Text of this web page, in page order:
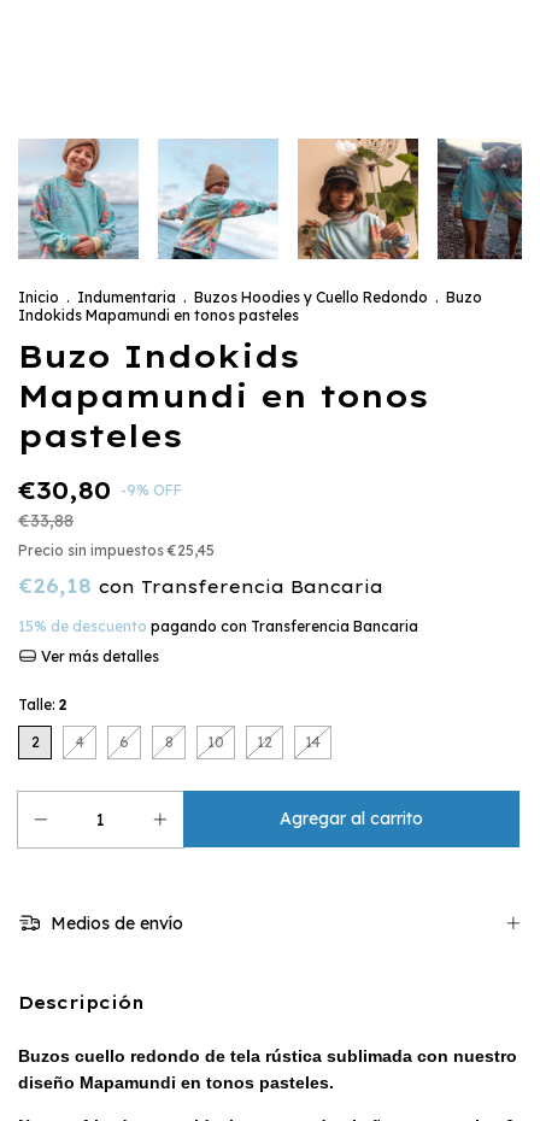
Inicio . Indumentaria . Buzos Hoodies y Cuello Redondo . Buzo
Indokids Mapamundi en tonos pasteles
Buzo Indokids
Mapamundi en tonos
pasteles
€30,80 -9% OFF
€33,88
Precio sin impuestos €25,45
€26,18 con Transferencia Bancaria
15% de descuento pagando con Transferencia Bancaria
Ver más detalles
Talle: 2
2 4 6 8 10 12 14
Medios de envío
Descripción
Buzos cuello redondo de tela rústica sublimada con nuestro
diseño Mapamundi en tonos pasteles.